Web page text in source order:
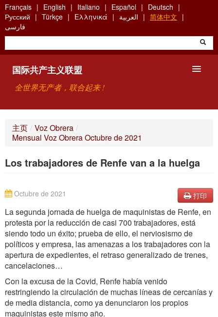
Skip
to
main
content
Français English Italiano Español
Deutsch
Русский
Türkçe Ελληνικά العربية
简体中文
فارسی
国际共产主义联盟
全世界无产者，联合起来 !
关于国际共产主义联盟（ICU）
搜索
主页 / Voz Obrera /
Mensual Voz Obrera Octubre de 2021
Los trabajadores de Renfe van a la huelga
打印
Octubre de 2021
La segunda jornada de huelga de maquinistas de Renfe, en
protesta por la reducción de casi 700 trabajadores, está
siendo todo un éxito; prueba de ello, el nerviosismo de
políticos y empresa, las amenazas a los trabajadores con la
apertura de expedientes, el retraso generalizado de trenes,
cancelaciones…
Con la excusa de la Covid, Renfe había venido
restringiendo la circulación de muchas líneas de cercanías y
de media distancia, como ya denunciaron los propios
maquinistas este mismo año.